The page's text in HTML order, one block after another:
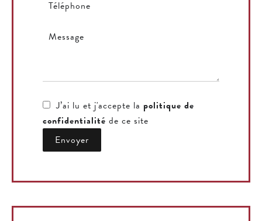
J’ai lu et j'accepte la politique de
confidentialité de ce site
Envoyer